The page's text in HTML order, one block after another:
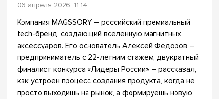
06 апреля 2026, 11:14
Компания MAGSSORY – российский премиальный
tech-бренд, создающий вселенную магнитных
аксессуаров. Его основатель Алексей Федоров –
предприниматель с 22-летним стажем, двукратный
финалист конкурса «Лидеры России» – рассказал,
как устроен процесс создания продукта, когда не
просто выходишь на рынок, а формируешь новую